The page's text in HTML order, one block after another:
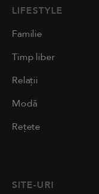
LIFESTYLE
Familie
Timp liber
Relații
Modă
Rețete
SITE-URI